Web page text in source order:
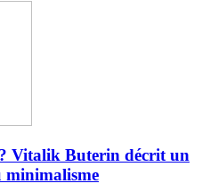
Vitalik Buterin décrit un
minimalisme